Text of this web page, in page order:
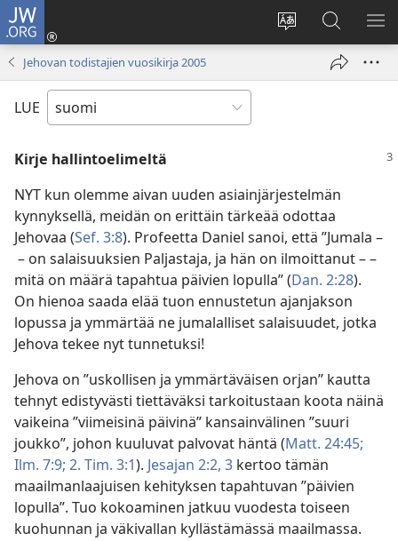
JW.ORG
Vaihda
sivuston
Kirjaudu
(avaa
Hae
JW.ORG-
sivustolta
Jehovan todistajien vuosikirja 2005
LUE
Kirje hallintoelimeltä
NYT kun olemme aivan uuden asiainjärjestelmän
kynnyksellä, meidän on erittäin tärkeää odottaa
Jehovaa (Sef. 3:8). Profeetta Daniel sanoi, että ”Jumala –
– on salaisuuksien Paljastaja, ja hän on ilmoittanut – –
mitä on määrä tapahtua päivien lopulla” (Dan. 2:28).
On hienoa saada elää tuon ennustetun ajanjakson
lopussa ja ymmärtää ne jumalalliset salaisuudet, jotka
Jehova tekee nyt tunnetuksi!
Jehova on ”uskollisen ja ymmärtäväisen orjan” kautta
tehnyt edistyvästi tiettäväksi tarkoitustaan koota näinä
vaikeina ”viimeisinä päivinä” kansainvälinen ”suuri
joukko”, johon kuuluvat palvovat häntä (Matt. 24:45;
Ilm. 7:9; 2. Tim. 3:1). Jesajan 2:2, 3 kertoo tämän
maailmanlaajuisen kehityksen tapahtuvan ”päivien
lopulla”. Tuo kokoaminen jatkuu vuodesta toiseen
kuohunnan ja väkivallan kyllästämässä maailmassa.